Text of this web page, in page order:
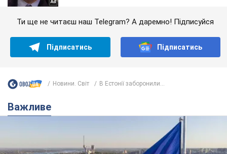
Ти ще не читаєш наш Telegram? А даремно! Підписуйся
Підписатись Підписатись
Новини. Світ В Естонії заборонили...
Важливе